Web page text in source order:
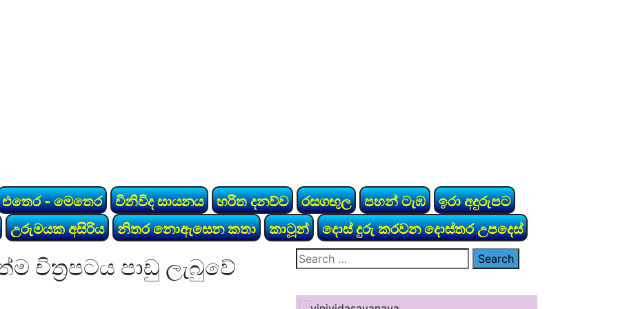
එතෙර - මෙතෙර විනිවිද සායනය හරිත දනව්ව රසගඟුල පහන් ටැඹ
ඉරා අදුරුපට
උරුමයක අසිරිය නිතර නොඇසෙන කතා කාටූන් දොස් දුරු කරවන දොස්තර උපදෙස්
චිත්‍රපටය පාඩු ලැබුවේ
Search
for: